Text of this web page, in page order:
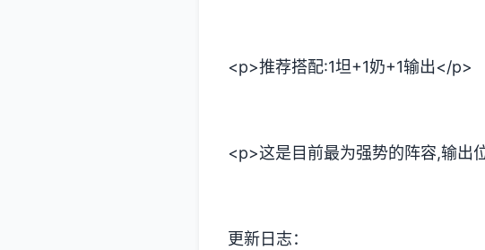
<p>推荐搭配:1坦+1奶+1输出</p>
<p>这是目前最为强势的阵容,输出
更新日志：